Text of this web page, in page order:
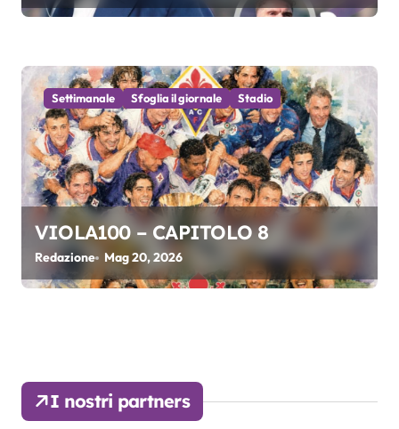
Settimanale Sfoglia il giornale Stadio
VIOLA100 – CAPITOLO 8
Redazione Mag 20, 2026
I nostri partners